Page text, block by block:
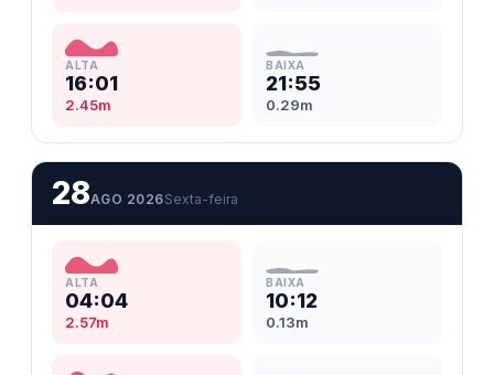
ALTA
16:01
2.45m
BAIXA
21:55
0.29m
28AGO 2026Sexta-feira
ALTA
04:04
2.57m
BAIXA
10:12
0.13m